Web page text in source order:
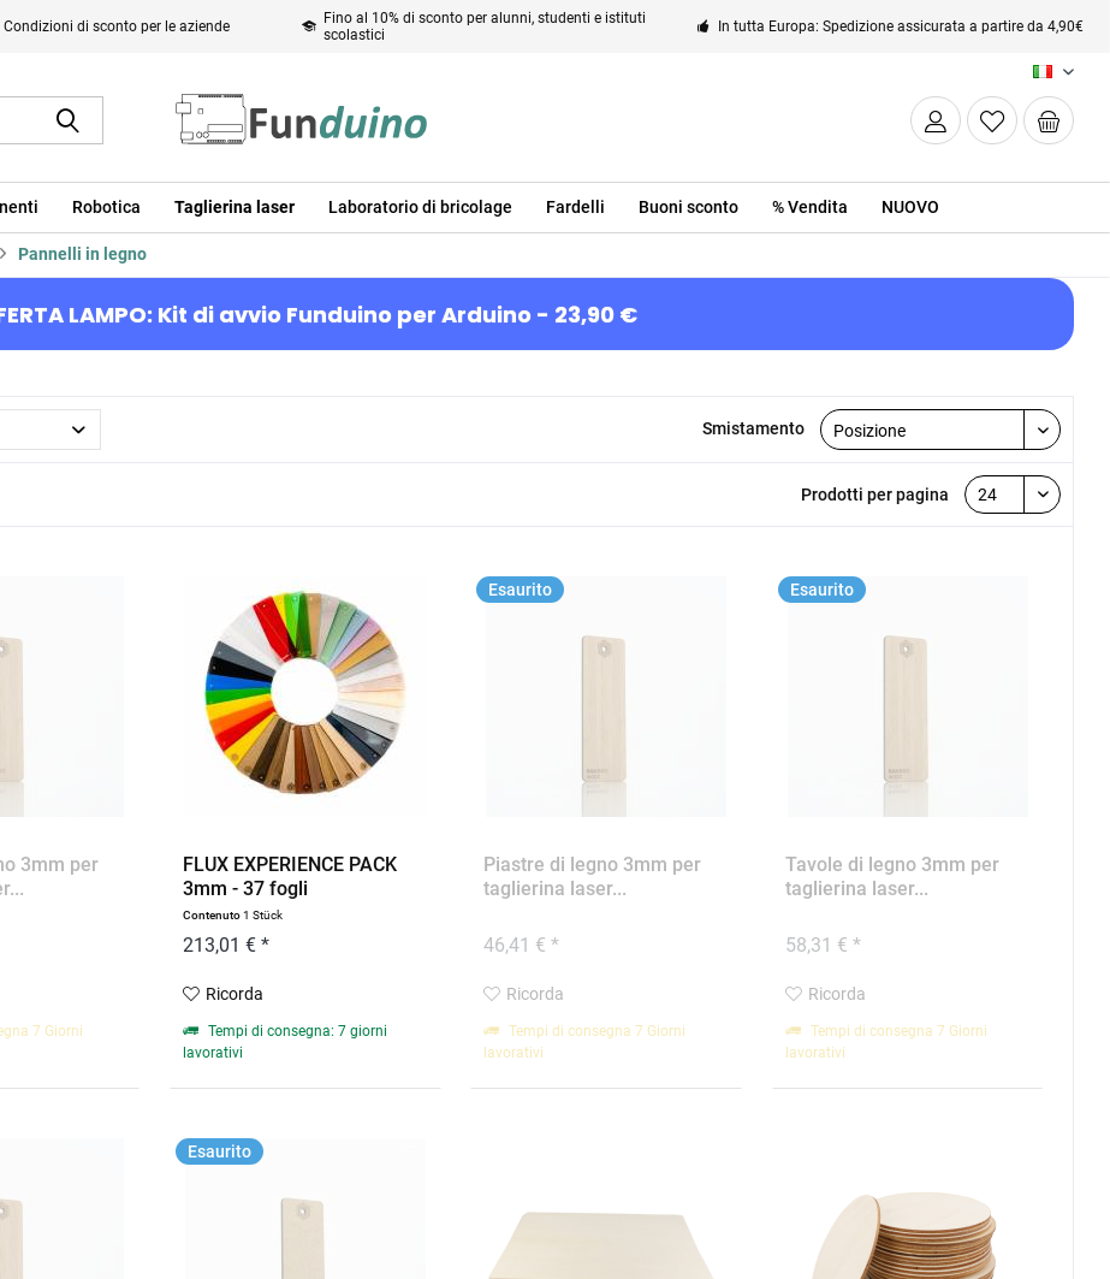
Condizioni di sconto per le aziende
Fino al 10% di sconto per alunni, studenti e istituti
scolastici
In tutta Europa: Spedizione assicurata a partire da 4,90€
IT
Robotica Taglierina laser Laboratorio di bricolage Fardelli Buoni sconto % Vendita NUOVO
Pannelli in legno
LAMPO: Kit di avvio Funduino per Arduino - 23,90 €
Smistamento
Prodotti per pagina
3mm per
7 Giorni
FLUX EXPERIENCE PACK
3mm - 37 fogli
Contenuto1 Stück
213,01 € *
Ricorda
Tempi di consegna: 7 giorni
lavorativi
Esaurito
Piastre di legno 3mm per
taglierina laser...
46,41 € *
Ricorda
Tempi di consegna 7 Giorni
lavorativi
Esaurito
Tavole di legno 3mm per
taglierina laser...
58,31 € *
Ricorda
Tempi di consegna 7 Giorni
lavorativi
Esaurito